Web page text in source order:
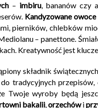
– imbiru, bananów czy
Kandyzowane owoce
pierników, chlebków
– panettone.
Kreatywność jest
składnik
tradycyjnych
Twoje wyroby będą
bakalii,orzechówi